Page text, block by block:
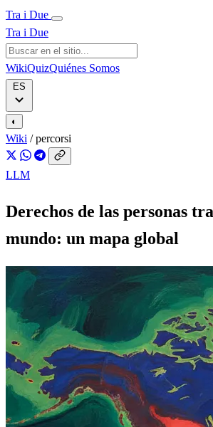
Tra i Due
Tra i Due
WikiQuizQuiénes Somos
◐
Wiki / percorsi
LLM
Derechos de las personas
mundo: un mapa global